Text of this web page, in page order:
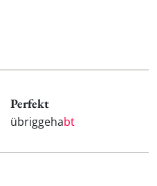
Perfekt
übriggehabt